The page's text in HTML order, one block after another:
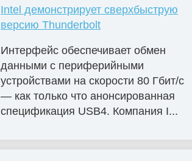
Intel демонстрирует сверхбыструю
версию Thunderbolt
Интерфейс обеспечивает обмен
данными с периферийными
устройствами на скорости 80 Гбит/с
— как только что анонсированная
спецификация USB4. Компания I...